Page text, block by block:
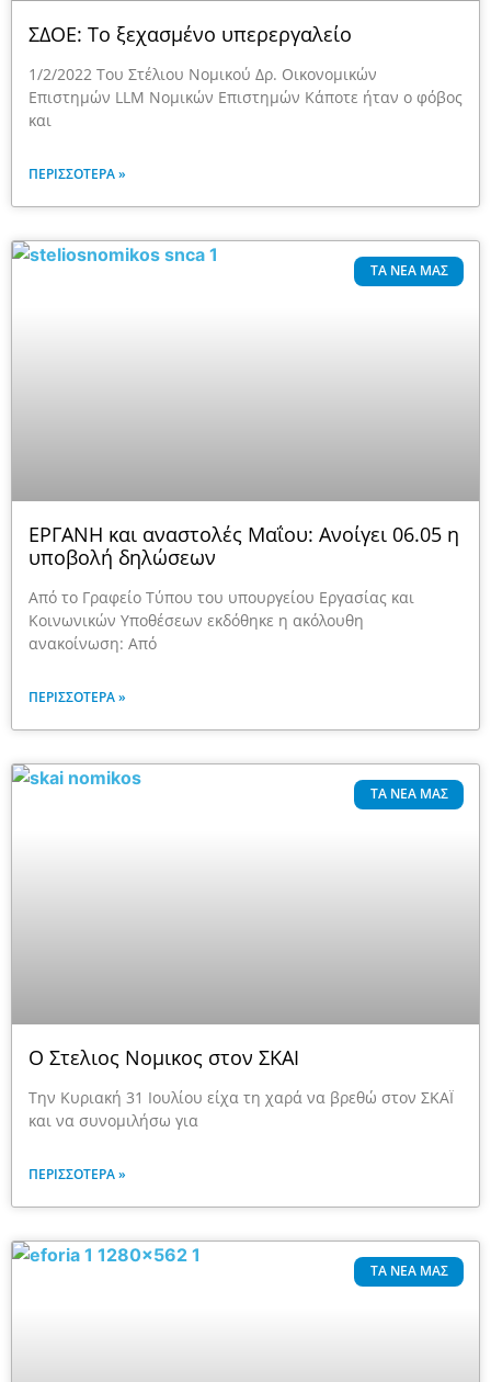
ΣΔΟΕ: Το ξεχασμένο υπερεργαλείο
1/2/2022 Του Στέλιου Νομικού Δρ. Οικονομικών
Επιστημών LLM Νομικών Επιστημών Κάποτε ήταν ο φόβος
και
ΠΕΡΙΣΣΌΤΕΡΑ »
ΤΑ ΝΈΑ ΜΑΣ
ΕΡΓΑΝΗ και αναστολές Μαΐου: Ανοίγει 06.05 η
υποβολή δηλώσεων
Από το Γραφείο Τύπου του υπουργείου Εργασίας και
Κοινωνικών Υποθέσεων εκδόθηκε η ακόλουθη
ανακοίνωση: Από
ΠΕΡΙΣΣΌΤΕΡΑ »
ΤΑ ΝΈΑ ΜΑΣ
Ο Στελιος Νομικος στον ΣΚΑΙ
Την Κυριακή 31 Ιουλίου είχα τη χαρά να βρεθώ στον ΣΚΑΪ
και να συνομιλήσω για
ΠΕΡΙΣΣΌΤΕΡΑ »
ΤΑ ΝΈΑ ΜΑΣ